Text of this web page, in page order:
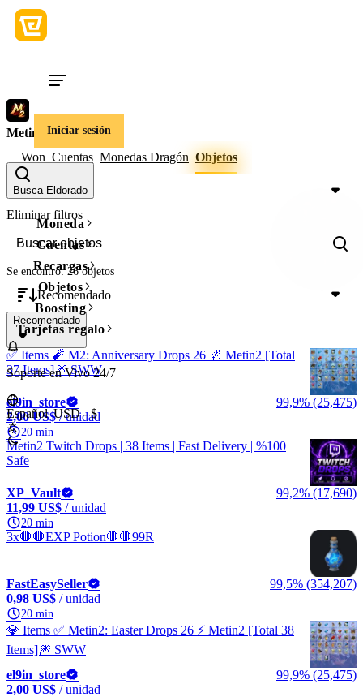
Iniciar sesión
Busca Eldorado
Moneda
Cuentas
Recargas
Objetos
Boosting
Tarjetas regalo
Soporte en Vivo 24/7
Español|USD - $
Metin2
Won Cuentas Monedas Dragón Objetos
Precio
Eliminar filtros
Se encontró: 26 objetos
Recomendado
Recomendado
✅ Items 🧨 M2: Anniversary Drops 26 🌌 Metin2 [Total
37 Items]🎆 SWW
el9in_store
99,9% (25,475)
2,00 US$/ unidad
20 min
Metin2 Twitch Drops | 38 Items | Fast Delivery | %100
Safe
XP_Vault
99,2% (17,690)
11,99 US$ / unidad
20 min
3x🛑🛑EXP Potion🛑🛑99R
FastEasySeller
99,5% (354,207)
0,98 US$ / unidad
20 min
💎 Items ✅ Metin2: Easter Drops 26 ⚡️ Metin2 [Total 38
Items]🎆 SWW
el9in_store
99,9% (25,475)
2,00 US$ / unidad